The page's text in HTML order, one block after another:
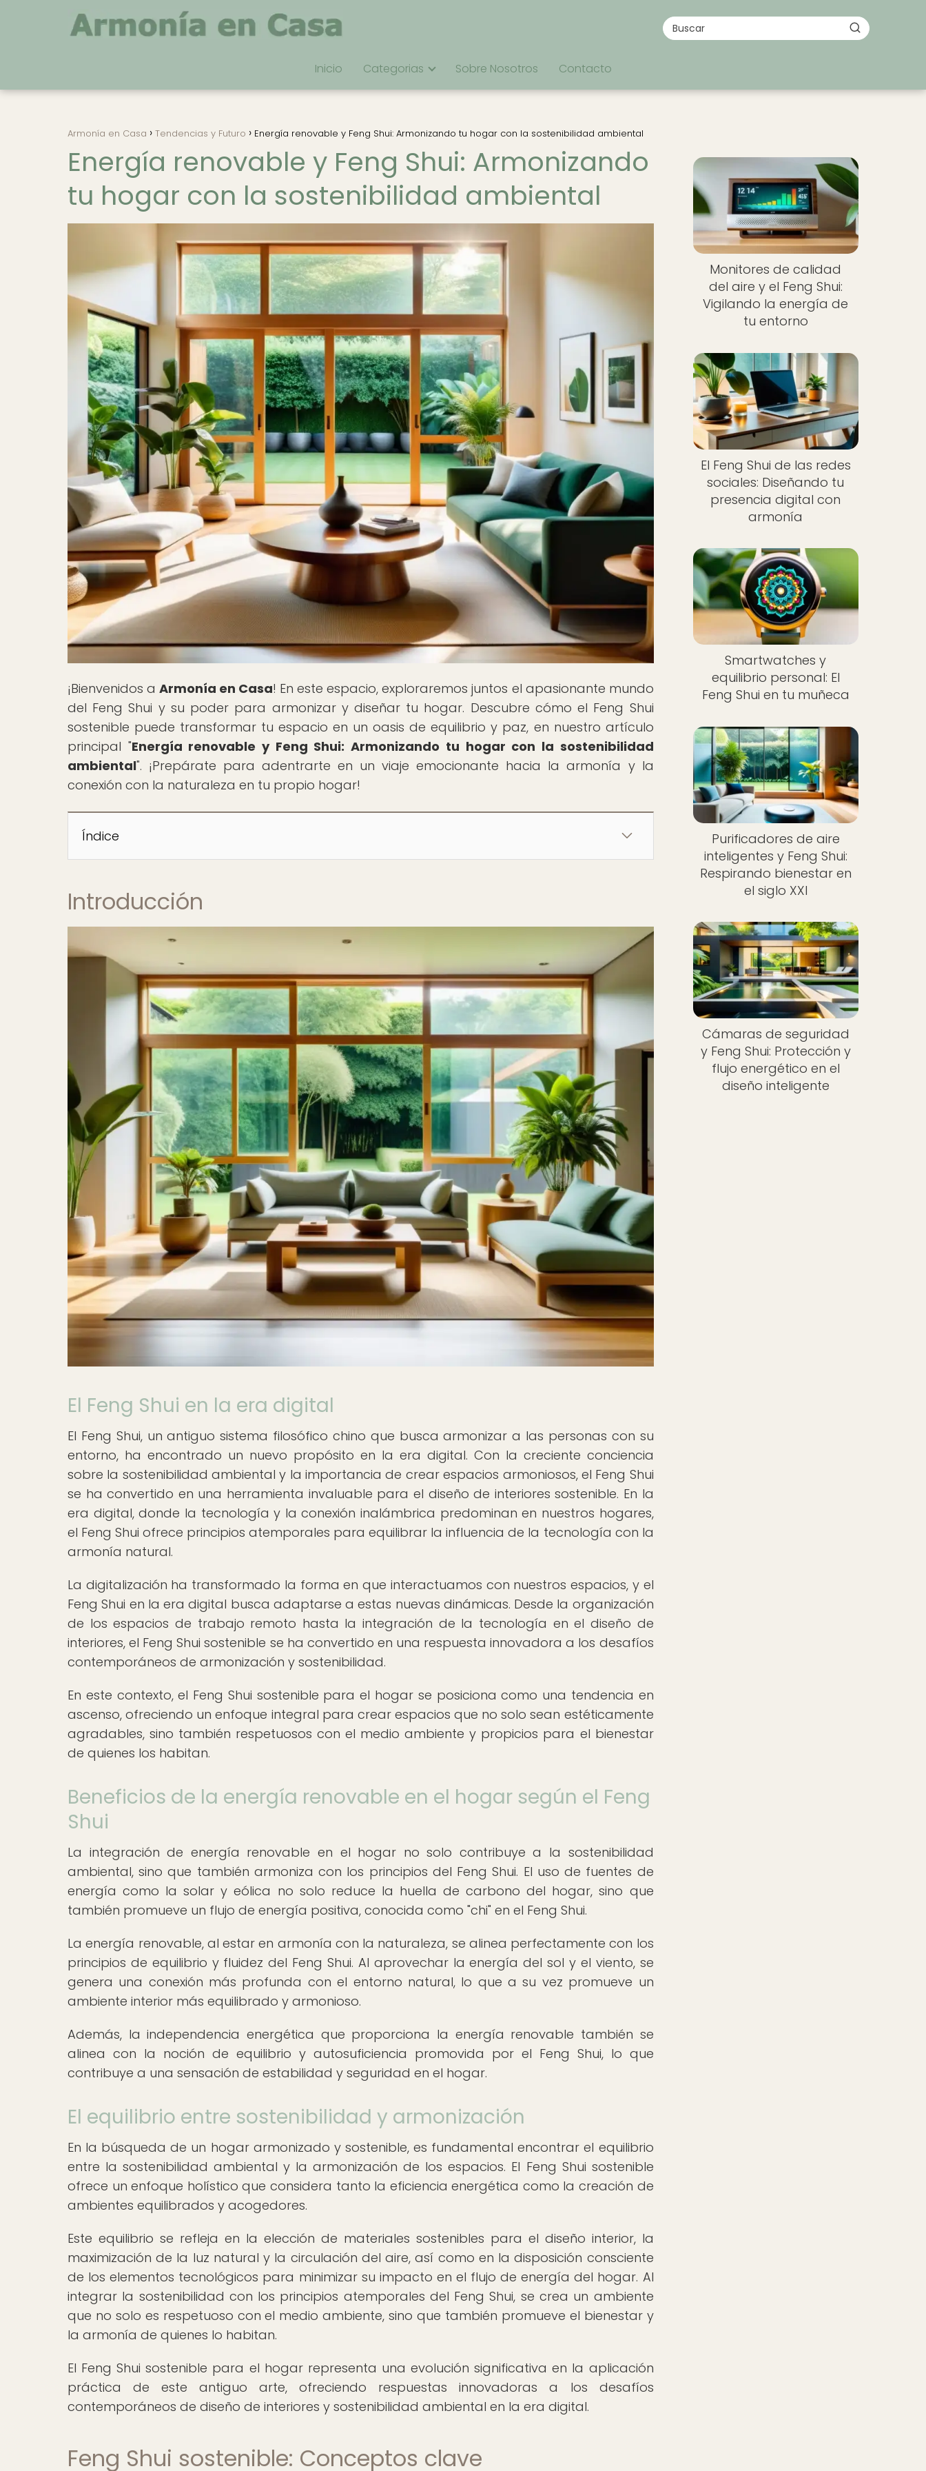
Inicio Categorias Sobre Nosotros Contacto
Armonía en Casa Tendencias y Futuro Energía renovable y Feng Shui: Armonizando tu hogar con la sostenibilidad ambiental
Energía renovable y Feng Shui: Armonizando
tu hogar con la sostenibilidad ambiental
¡Bienvenidos aArmonía en Casa! En este espacio, exploraremos juntos el apasionante mundo
del Feng Shui y su poder para armonizar y diseñar tu hogar. Descubre cómo el Feng Shui
sostenible puede transformar tu espacio en un oasis de equilibrio y paz, en nuestro artículo
principal "Energía renovable y Feng Shui: Armonizando tu hogar con la sostenibilidad
ambiental". ¡Prepárate para adentrarte en un viaje emocionante hacia la armonía y la
conexión con la naturaleza en tu propio hogar!
Índice
Introducción
El Feng Shui en la era digital
El Feng Shui, un antiguo sistema filosófico chino que busca armonizar a las personas con su
entorno, ha encontrado un nuevo propósito en la era digital. Con la creciente conciencia
sobre la sostenibilidad ambiental y la importancia de crear espacios armoniosos, el Feng Shui
se ha convertido en una herramienta invaluable para el diseño de interiores sostenible. En la
era digital, donde la tecnología y la conexión inalámbrica predominan en nuestros hogares,
el Feng Shui ofrece principios atemporales para equilibrar la influencia de la tecnología con la
armonía natural.
La digitalización ha transformado la forma en que interactuamos con nuestros espacios, y el
Feng Shui en la era digital busca adaptarse a estas nuevas dinámicas. Desde la organización
de los espacios de trabajo remoto hasta la integración de la tecnología en el diseño de
interiores, el Feng Shui sostenible se ha convertido en una respuesta innovadora a los desafíos
contemporáneos de armonización y sostenibilidad.
En este contexto, el Feng Shui sostenible para el hogar se posiciona como una tendencia en
ascenso, ofreciendo un enfoque integral para crear espacios que no solo sean estéticamente
agradables, sino también respetuosos con el medio ambiente y propicios para el bienestar
de quienes los habitan.
Beneficios de la energía renovable en el hogar según el Feng
Shui
La integración de energía renovable en el hogar no solo contribuye a la sostenibilidad
ambiental, sino que también armoniza con los principios del Feng Shui. El uso de fuentes de
energía como la solar y eólica no solo reduce la huella de carbono del hogar, sino que
también promueve un flujo de energía positiva, conocida como "chi" en el Feng Shui.
La energía renovable, al estar en armonía con la naturaleza, se alinea perfectamente con los
principios de equilibrio y fluidez del Feng Shui. Al aprovechar la energía del sol y el viento, se
genera una conexión más profunda con el entorno natural, lo que a su vez promueve un
ambiente interior más equilibrado y armonioso.
Además, la independencia energética que proporciona la energía renovable también se
alinea con la noción de equilibrio y autosuficiencia promovida por el Feng Shui, lo que
contribuye a una sensación de estabilidad y seguridad en el hogar.
El equilibrio entre sostenibilidad y armonización
En la búsqueda de un hogar armonizado y sostenible, es fundamental encontrar el equilibrio
entre la sostenibilidad ambiental y la armonización de los espacios. El Feng Shui sostenible
ofrece un enfoque holístico que considera tanto la eficiencia energética como la creación de
ambientes equilibrados y acogedores.
Este equilibrio se refleja en la elección de materiales sostenibles para el diseño interior, la
maximización de la luz natural y la circulación del aire, así como en la disposición consciente
de los elementos tecnológicos para minimizar su impacto en el flujo de energía del hogar. Al
integrar la sostenibilidad con los principios atemporales del Feng Shui, se crea un ambiente
que no solo es respetuoso con el medio ambiente, sino que también promueve el bienestar y
la armonía de quienes lo habitan.
El Feng Shui sostenible para el hogar representa una evolución significativa en la aplicación
práctica de este antiguo arte, ofreciendo respuestas innovadoras a los desafíos
contemporáneos de diseño de interiores y sostenibilidad ambiental en la era digital.
Feng Shui sostenible: Conceptos clave
Monitores de calidad
del aire y el Feng Shui:
Vigilando la energía de
tu entorno
El Feng Shui de las redes
sociales: Diseñando tu
presencia digital con
armonía
Smartwatches y
equilibrio personal: El
Feng Shui en tu muñeca
Purificadores de aire
inteligentes y Feng Shui:
Respirando bienestar en
el siglo XXI
Cámaras de seguridad
y Feng Shui: Protección y
flujo energético en el
diseño inteligente